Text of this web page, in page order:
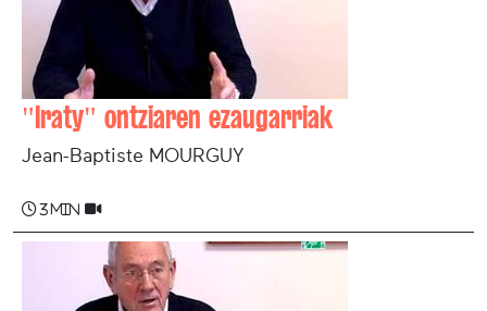
"Iraty" ontziaren ezaugarriak
Jean-Baptiste MOURGUY
3 min